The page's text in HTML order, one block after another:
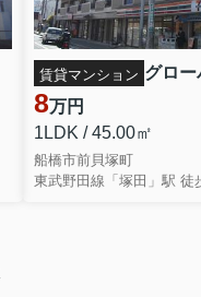
賃貸マンション
8万円
1LDK / 45.00㎡
船橋市前貝塚町
東武野田線「塚田」駅 徒